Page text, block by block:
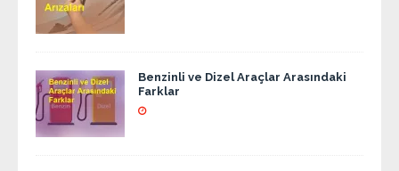
Benzinli ve Dizel Araçlar Arasındaki
Farklar